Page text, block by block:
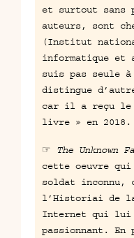
et surtout sans
auteurs, sont
(Institut
informatique et
suis pas seule
distingue
car il a reçu le
livre » en 2018.
☞ The Unknown
cette oeuvre
soldat inconnu,
l’Historiai de la
Internet qui lui
passionnant.